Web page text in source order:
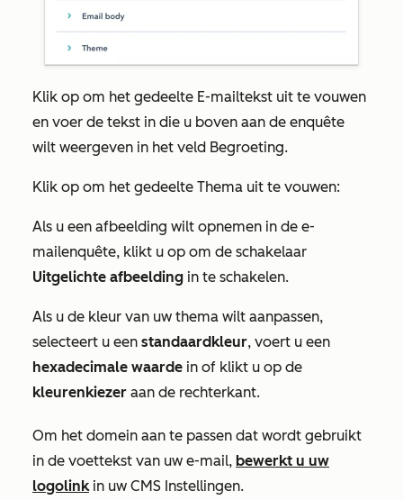
Klik op om het gedeelte E-mailtekst uit te vouwen
en voer de tekst in die u boven aan de enquête
wilt weergeven in het veld Begroeting.
Klik op om het gedeelte Thema uit te vouwen:
Als u een afbeelding wilt opnemen in de e-
mailenquête, klikt u op om de schakelaar
Uitgelichte afbeelding in te schakelen.
Als u de kleur van uw thema wilt aanpassen,
selecteert u een standaardkleur, voert u een
hexadecimale waarde in of klikt u op de
kleurenkiezer aan de rechterkant.
Om het domein aan te passen dat wordt gebruikt
in de voettekst van uw e-mail, bewerkt u uw
logolinkin uw CMS Instellingen.